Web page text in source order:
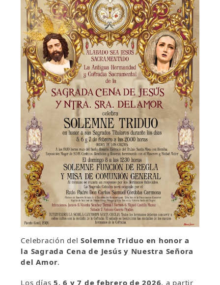
Celebración delSolemne Triduo en honor a
la Sagrada Cena de Jesús y Nuestra Señora
del Amor.
Los días5, 6 y 7 de febrero de 2026, a partir